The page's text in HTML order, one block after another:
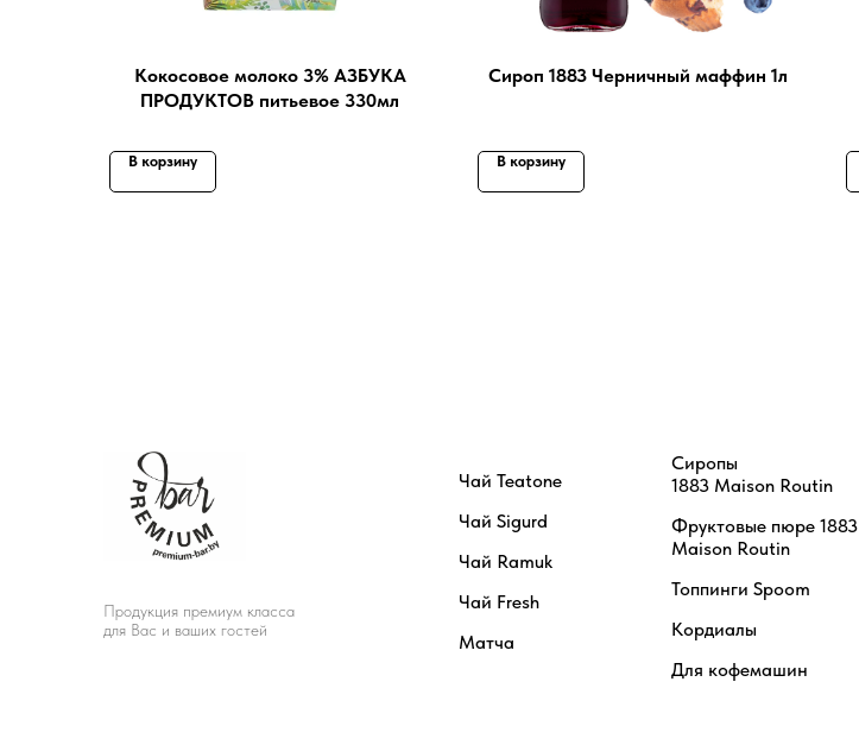
Кокосовое молоко 3% АЗБУКА
ПРОДУКТОВ питьевое 330мл
В корзину
Сироп 1883 Черничный маффин 1л
В корзину
Продукция премиум класса
для Вас и ваших гостей
Чай Teatone
Чай Sigurd
Чай Ramuk
Чай Fresh
Матча
Сиропы
1883 Maison Routin
Фруктовые пюре 1883
Maison Routin
Топпинги Spoom
Кордиалы
Для кофемашин